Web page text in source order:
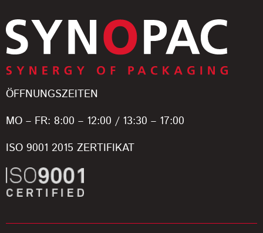
ÖFFNUNGSZEITEN
MO – FR: 8:00 – 12:00 / 13:30 – 17:00
ISO 9001 2015 ZERTIFIKAT